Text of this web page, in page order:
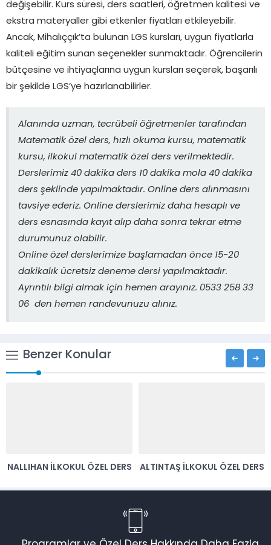
değişebilir. Kurs süresi, ders saatleri, öğretmen kalitesi ve
ekstra materyaller gibi etkenler fiyatları etkileyebilir.
Ancak, Mihalıççık’ta bulunan LGS kursları, uygun fiyatlarla
kaliteli eğitim sunan seçenekler sunmaktadır. Öğrencilerin
bütçesine ve ihtiyaçlarına uygun kursları seçerek, başarılı
bir şekilde LGS’ye hazırlanabilirler.
Alanında uzman, tecrübeli öğretmenler tarafından
Matematik özel ders, hızlı okuma kursu, matematik
kursu, ilkokul matematik özel ders verilmektedir.
Derslerimiz 40 dakika ders 10 dakika mola 40 dakika
ders şeklinde yapılmaktadır. Online ders alınmasını
tavsiye ederiz. Online derslerimiz daha hesaplı ve
ders esnasında kayıt alıp daha sonra tekrar etme
durumunuz olabilir.
Online özel derslerimize başlamadan önce 15-20
dakikalık ücretsiz deneme dersi yapılmaktadır.
Ayrıntılı bilgi almak için hemen arayınız. 0533 258 33
06 den hemen randevunuzu alınız.
Benzer Konular
NALLIHAN İLKOKUL ÖZEL DERS ALTINTAŞ İLKOKUL ÖZEL DERS